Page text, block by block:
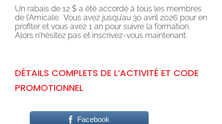
Un rabais de 12 $ a été accordé à tous les membres
de l’Amicale. Vous avez jusqu’au 30 avril 2026 pour en
profiter et vous avez 1 an pour suivre la formation.
Alors n’hésitez pas et inscrivez-vous maintenant.
DÉTAILS COMPLETS DE L’ACTIVITÉ ET CODE
PROMOTIONNEL
Facebook